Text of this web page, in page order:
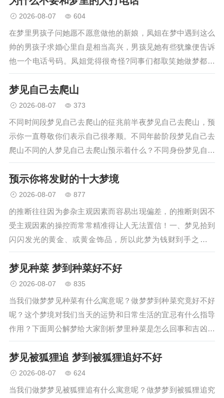
事、朋友中可能将有人办婚事。梦见自己
坐在墙上或高处吃饭，预示…
2026-08-07 604
在梦里男孩子问她愿不愿意做他的新娘，凤姐在梦中遇到这么
帅的男孩子求婚心里自是相当高兴，男孩见她有些犹豫便告诉
他一个电话号码。凤姐觉得很奇怪?同事们都取笑她做梦都梦
到帅哥求婚，这时一位同事提议试试拨打梦中那个电话号，凤
姐说梦里的事情怎能当真，…
梦见自己去爬山
2026-08-07 373
不同时间段梦见自己去爬山的征兆前半夜梦见自己去爬山，预
示你一直尊敬你们表示自己很孝顺。不同年龄阶段梦见自己去
爬山不同的人梦见自己去爬山预示着什么？不同身份梦见自己
去爬山预示着什么？待业的人梦见自己去爬山，预示你将遇到
上流社会的人。…
预示你将发财的十大梦境
2026-08-07 877
的推断往往因为参杂主观因素而容易出现偏差，的推断则因不
受主观因素的操控而常常精准得让人无法置信！一、梦见拾到
闪闪发光的黄金、或黄金饰品，所以此梦为钱财到手之象。
二、梦见自己的家中发了大火，此为红红火火、大发大旺之
象，故为发财之梦。三、梦见自…
梦见种菜 梦到种菜好不好
2026-08-07 835
当我们做梦梦见种菜有什么寓意呢？做梦梦到种菜究竟好不好
呢？这个梦境对我们当天的运势和日常生活的宜忌有什么指导
作用？下面周公解梦给大家剖析梦里种菜是怎么回事和吉凶预
兆解析。男人梦见在院子里种菜：女人梦见在菜地里种菜：外
出购物或就餐会得到以外的…
梦见被狐狸追 梦到被狐狸追好不好
2026-08-07 624
当我们做梦梦见被狐狸追有什么寓意呢？做梦梦到被狐狸追究